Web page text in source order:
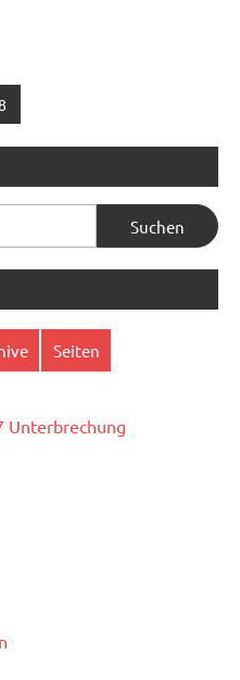
Seiten
Unterbrechung